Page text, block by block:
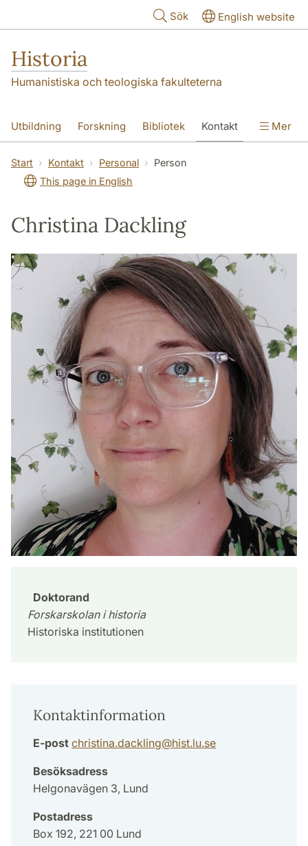
Sök English website
Historia
Humanistiska och teologiska fakulteterna
Utbildning Forskning Bibliotek Kontakt
Om oss
Mer
Start Kontakt Personal
Person
This page in English
Christina Dackling
Doktorand
Forskarskolan i historia
Historiska institutionen
Kontaktinformation
E-post christina.dackling@hist.lu.se
Besöksadress
Helgonavägen 3, Lund
Postadress
Box 192, 221 00 Lund